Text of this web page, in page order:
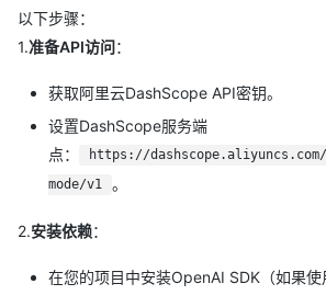
以下步骤：
1.准备API访问：
获取阿里云DashScope API密钥。
设置DashScope服务端
点：
https://
mode/v1
。
2.安装依赖：
在您的项目中安装OpenAI SDK（如果使